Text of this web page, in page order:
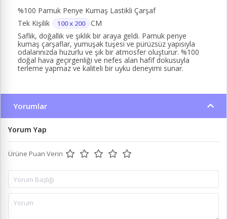
%100 Pamuk Penye Kumaş Lastikli Çarşaf
Tek Kişilik
100 x 200
CM
Saflık, doğallık ve şıklık bir araya geldi. Pamuk penye
kumaş çarşaflar, yumuşak tuşesi ve pürüzsüz yapısıyla
odalarınızda huzurlu ve şık bir atmosfer oluşturur. %100
doğal hava geçirgenliği ve nefes alan hafif dokusuyla
terleme yapmaz ve kaliteli bir uyku deneyimi sunar.
Yorumlar
Yorum Yap
Ürüne Puan Verin